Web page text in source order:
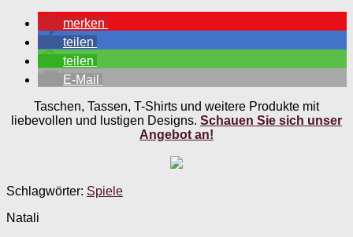
merken
teilen
teilen
E-Mail
Taschen, Tassen, T-Shirts und weitere Produkte mit
liebevollen und lustigen Designs. Schauen Sie sich unser
Angebot an!
Schlagwörter: Spiele
Natali